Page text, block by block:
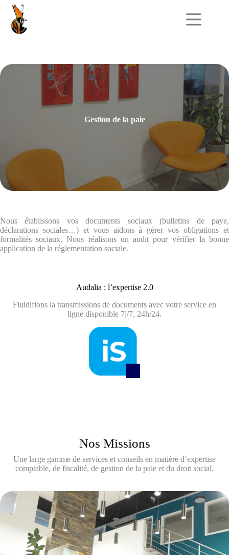
Passer
contenu
Gestion de la paie
Nous établissons vos documents sociaux (bulletins de paye,
déclarations sociales…) et vous aidons à gérer vos obligations et
formalités sociaux. Nous réalisons un audit pour vérifier la bonne
application de la réglementation sociale.
Audalia : l’expertise 2.0
Fluidifions la transmissions de documents avec votre service en
ligne disponible 7j/7, 24h/24.
Nos Missions
Une large gamme de services et conseils en matière d’expertise
comptable, de fiscalité, de gestion de la paie et du droit social.